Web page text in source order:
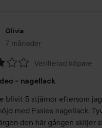
Olivia
7 månader
Inlägget skapades 7 månader
Verifierad köpare
- nagellack
blivit 5 stjärnor eftersom
med Essies nagellack.
den här gången skiljer